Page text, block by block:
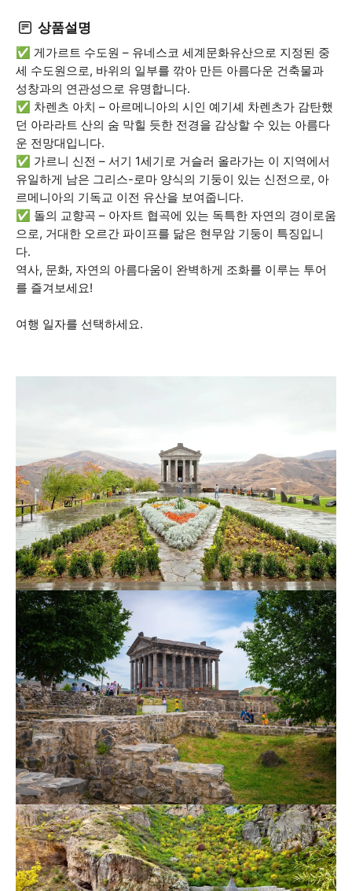
상품설명
✅ 게가르트 수도원 – 유네스코 세계문화유산으로 지정된 중
세 수도원으로, 바위의 일부를 깎아 만든 아름다운 건축물과
성창과의 연관성으로 유명합니다.
✅ 차렌츠 아치 – 아르메니아의 시인 예기셰 차렌츠가 감탄했
던 아라라트 산의 숨 막힐 듯한 전경을 감상할 수 있는 아름다
운 전망대입니다.
✅ 가르니 신전 – 서기 1세기로 거슬러 올라가는 이 지역에서
유일하게 남은 그리스-로마 양식의 기둥이 있는 신전으로, 아
르메니아의 기독교 이전 유산을 보여줍니다.
✅ 돌의 교향곡 – 아자트 협곡에 있는 독특한 자연의 경이로움
으로, 거대한 오르간 파이프를 닮은 현무암 기둥이 특징입니
다.
역사, 문화, 자연의 아름다움이 완벽하게 조화를 이루는 투어
를 즐겨보세요!
여행 일자를 선택하세요.